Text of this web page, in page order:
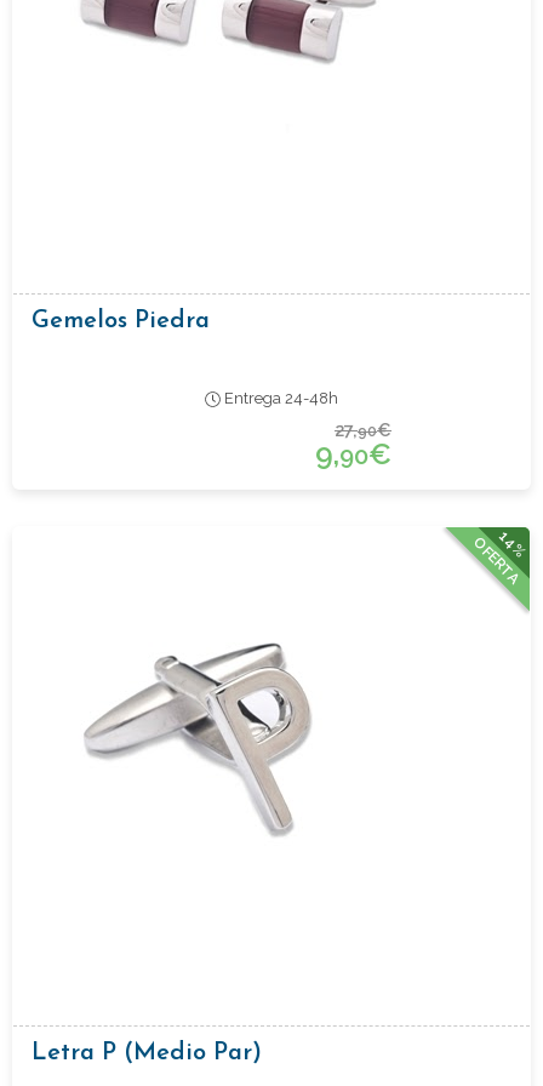
Gemelos Piedra
Entrega 24-48h
27,90€
9,90€
14%
OFERTA
Letra P (medio Par)